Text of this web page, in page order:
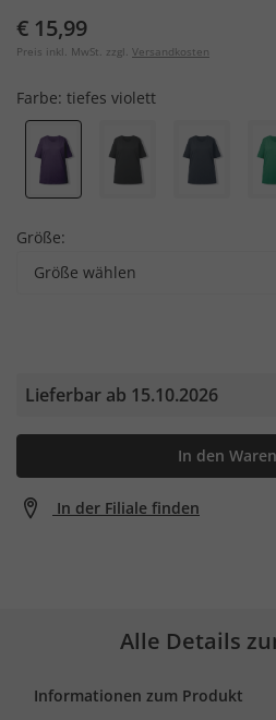
€ 15,99
Preis inkl. MwSt. zzgl. Versandkosten
Farbe: tiefes violett
Größe:
Größe wählen
Lieferbar ab 15.10.2026
In den
In der Filiale finden
Alle Details
Informationen zum Produkt